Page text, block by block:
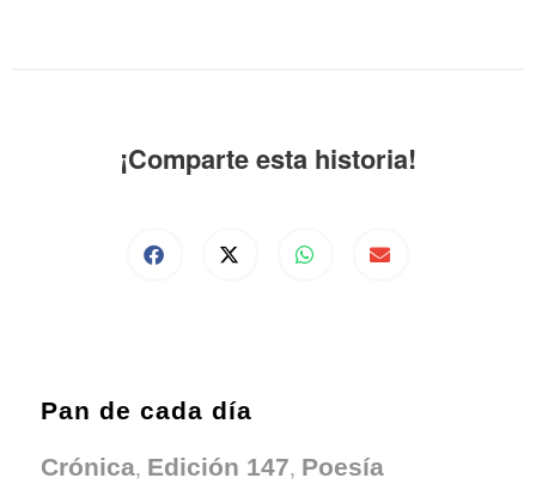
¡Comparte esta historia!
Pan de cada día
Crónica, Edición 147, Poesía